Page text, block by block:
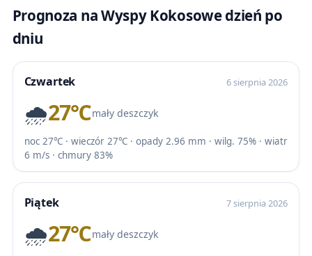
Prognoza na Wyspy Kokosowe dzień po
dniu
Czwartek 6 sierpnia 2026
🌧️27℃mały deszczyk
noc 27℃ · wieczór 27℃ · opady 2.96 mm · wilg. 75% · wiatr
6 m/s · chmury 83%
Piątek 7 sierpnia 2026
🌧️27℃mały deszczyk